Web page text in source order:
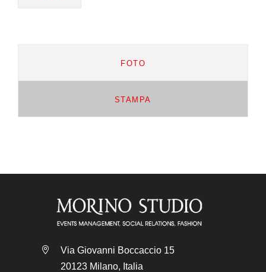
FOTO
STAMPA
Via Giovanni Boccaccio 15
20123 Milano, Italia